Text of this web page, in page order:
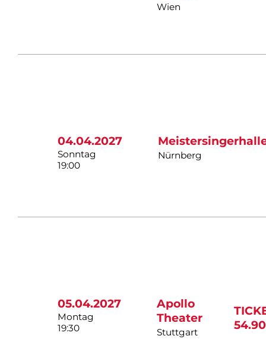
Wien
04.04.2027
Sonntag
19:00
Nürnberg
05.04.2027
Montag
19:30
Apollo
Theater
Stuttgart